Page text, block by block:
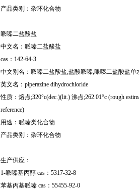
产品类别：杂环化合物
哌嗪二盐酸盐
中文名：哌嗪二盐酸盐
cas：142-64-3
中文别名：哌嗪二盐酸盐;盐酸哌嗪;哌嗪二盐酸盐单
英文名：piperazine dihydrochloride
性质：熔点;320°c(dec.)(lit.) 沸点;262.01°c (rough
reference)
用途：哌嗪类化合物
产品类别：杂环化合物
生产供应：
1-哌嗪基丙醇 cas：5317-32-8
苯基丙基哌嗪 cas：55455-92-0